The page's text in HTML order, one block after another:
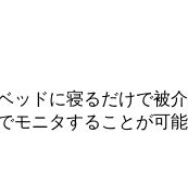
ッドに寝るだけで被
モニタすることが可能